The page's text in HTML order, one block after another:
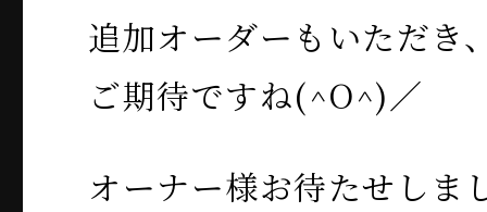
追加オーダーもいただき
ご期待ですね(^O^)／
オーナー様お待たせしま